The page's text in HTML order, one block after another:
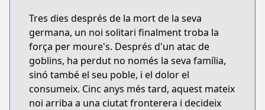
Tres dies després de la mort de la seva
germana, un noi solitari finalment troba la
força per moure's. Després d'un atac de
goblins, ha perdut no només la seva família,
sinó també el seu poble, i el dolor el
consumeix. Cinc anys més tard, aquest mateix
noi arriba a una ciutat fronterera i decideix